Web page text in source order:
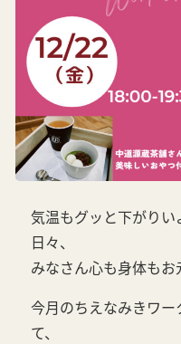
気温もグッと下がり
日々、
みなさん心も身体もお
今月のちえなみきワ
て、